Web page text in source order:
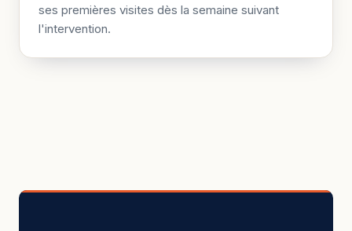
ses premières visites dès la semaine suivant
l'intervention.